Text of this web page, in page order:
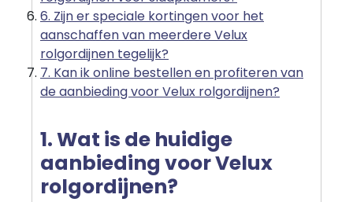
6. Zijn er speciale kortingen voor het
aanschaffen van meerdere Velux
rolgordijnen tegelijk?
7. Kan ik online bestellen en profiteren van
de aanbieding voor Velux rolgordijnen?
1. Wat is de huidige
aanbieding voor Velux
rolgordijnen?